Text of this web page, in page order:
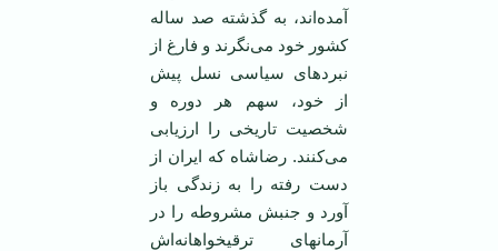
آمده‌اند، به گذشته صد ساله
کشور خود می‌نگرند و فارغ از
نبردهای سیاسی نسل پیش
از خود، سهم هر دوره و
شخصیت تاریخی را ارزیابی
می‌کنند. رضاشاه که ایران از
دست رفته را به زندگی باز
آورد و جنبش مشروطه را در
آرمانهای ترقیخواهانه‌اش